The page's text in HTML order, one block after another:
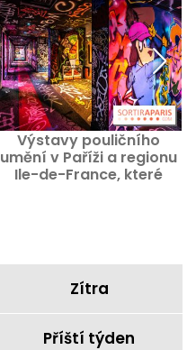
Výstavy pouličního
umění v Paříži a regionu
Ile-de-France, které
Zítra
Příští týden